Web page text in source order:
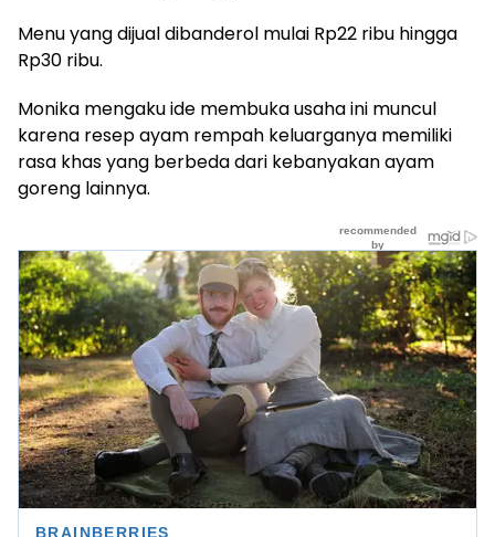
Menu yang dijual dibanderol mulai Rp22 ribu hingga
Rp30 ribu.
Monika mengaku ide membuka usaha ini muncul
karena resep ayam rempah keluarganya memiliki
rasa khas yang berbeda dari kebanyakan ayam
goreng lainnya.